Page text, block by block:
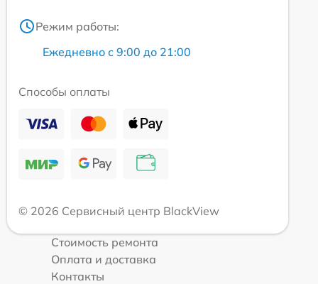
Режим работы:
Ежедневно с 9:00 до 21:00
Способы оплаты
© 2026 Сервисный центр BlackView
Стоимость ремонта
Оплата и доставка
Контакты